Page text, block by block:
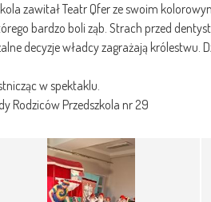
zawitał Teatr Qfer ze swoim
bardzo boli ząb. Strach przed
decyzje władcy zagrażają królestwu.
w spektaklu.
Rodziców Przedszkola nr 29